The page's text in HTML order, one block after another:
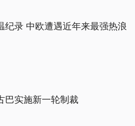
纪录 中欧遭遇近年来最强热浪
巴实施新一轮制裁